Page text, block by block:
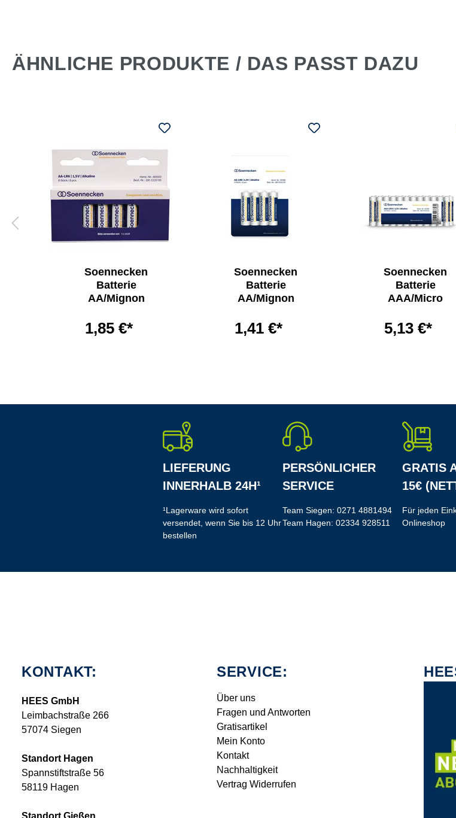
ÄHNLICHE PRODUKTE / DAS PASST DAZU
Soennecken
Batterie
AA/Mignon
1,85 €*
Soennecken
Batterie
AA/Mignon
1,41 €*
Soennecken
Batterie
AAA/Micro
5,13 €*
LIEFERUNG
INNERHALB 24H¹
¹Lagerware wird sofort
versendet, wenn Sie bis 12 Uhr
bestellen
PERSÖNLICHER
SERVICE
Team Siegen: 0271 4881494
Team Hagen: 02334 928511
GRATIS
15€
Für jeden
Onlineshop
KONTAKT:
HEES GmbH
Leimbachstraße 266
57074 Siegen
Standort Hagen
Spannstiftstraße 56
58119 Hagen
Standort Gießen
SERVICE:
Über uns
Fragen und Antworten
Gratisartikel
Mein Konto
Kontakt
Nachhaltigkeit
Vertrag Widerrufen